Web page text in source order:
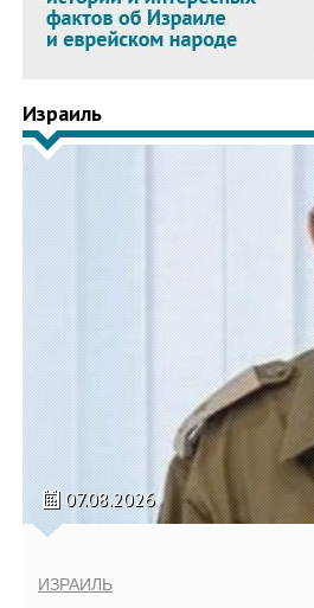
Израиль
07.08.2026
ИЗРАИЛЬ